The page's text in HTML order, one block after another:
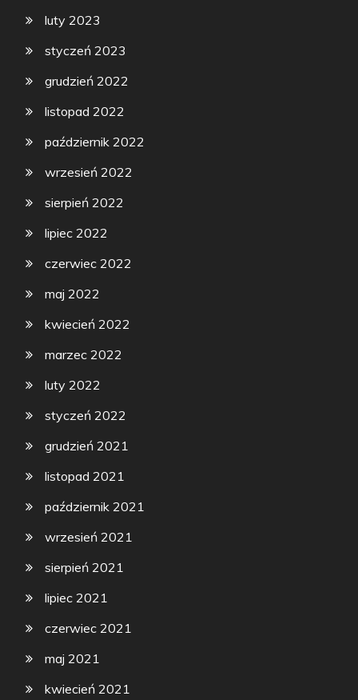
luty 2023
styczeń 2023
grudzień 2022
listopad 2022
październik 2022
wrzesień 2022
sierpień 2022
lipiec 2022
czerwiec 2022
maj 2022
kwiecień 2022
marzec 2022
luty 2022
styczeń 2022
grudzień 2021
listopad 2021
październik 2021
wrzesień 2021
sierpień 2021
lipiec 2021
czerwiec 2021
maj 2021
kwiecień 2021